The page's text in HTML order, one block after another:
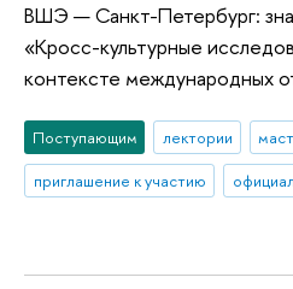
ВШЭ — Санкт-Петербург:
«Кросс-культурные
контексте международных
Поступающим лектории
приглашение к участию